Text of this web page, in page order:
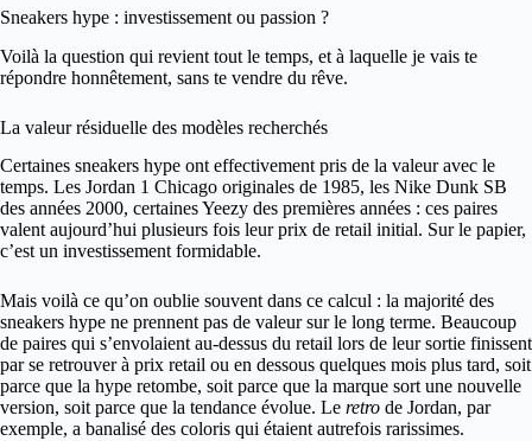
Sneakers hype : investissement ou passion ?
Voilà la question qui revient tout le temps, et à laquelle je vais te
répondre honnêtement, sans te vendre du rêve.
La valeur résiduelle des modèles recherchés
Certaines sneakers hype ont effectivement pris de la valeur avec le
temps. Les Jordan 1 Chicago originales de 1985, les Nike Dunk SB
des années 2000, certaines Yeezy des premières années : ces paires
valent aujourd’hui plusieurs fois leur prix de retail initial. Sur le papier,
c’est un investissement formidable.
Mais voilà ce qu’on oublie souvent dans ce calcul : la majorité des
sneakers hype ne prennent pas de valeur sur le long terme. Beaucoup
de paires qui s’envolaient au-dessus du retail lors de leur sortie finissent
par se retrouver à prix retail ou en dessous quelques mois plus tard, soit
parce que la hype retombe, soit parce que la marque sort une nouvelle
version, soit parce que la tendance évolue. Le retro de Jordan, par
exemple, a banalisé des coloris qui étaient autrefois rarissimes.